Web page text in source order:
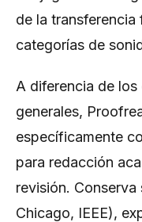
de la
categorías de
A diferencia de
generales,
específicamente
para redacción
revisión.
Chicago, IEEE),